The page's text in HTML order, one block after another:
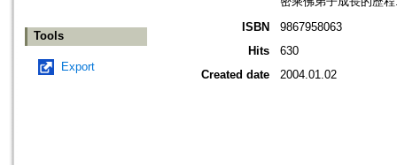
Tools
Export
ISBN
9867958063
Hits
630
Created date
2004.01.02